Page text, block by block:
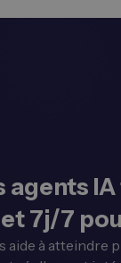
agents
7j/7
aide à atteindre